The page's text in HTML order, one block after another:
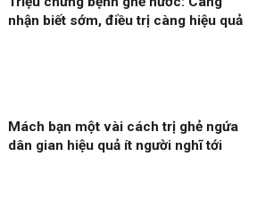
nhận biết sớm, điều trị càng hiệu quả
Mách bạn một vài cách trị ghẻ ngứa
dân gian hiệu quả ít người nghĩ tới